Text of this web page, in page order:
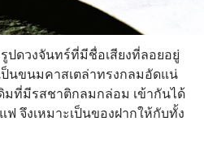
ดวงจันทร์ที่มีชื่อเสียงที่ลอยอยู่
นขนมคาสเตล่าทรงกลมอัดแน่
มที่มีรสชาติกลมกล่อม เข้ากันได้
จึงเหมาะเป็นของฝากให้กับทั้ง